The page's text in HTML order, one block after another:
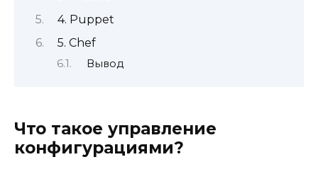
4. Puppet
5. Chef
Вывод
Что такое управление
конфигурациями?